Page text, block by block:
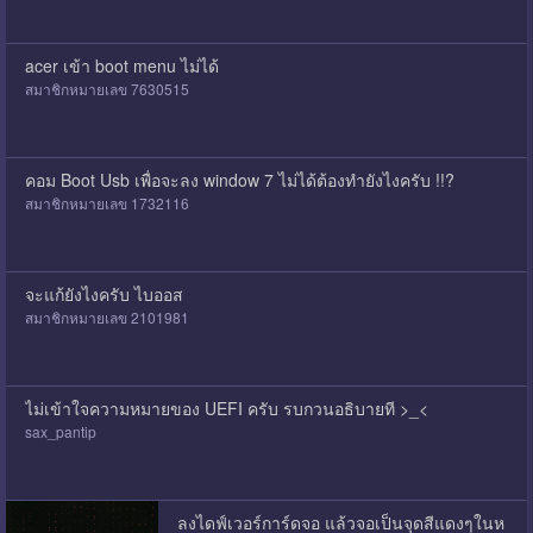
acer เข้า boot menu ไม่ได้
สมาชิกหมายเลข 7630515
คอม Boot Usb เพื่อจะลง window 7 ไม่ได้ต้องทำยังไงครับ !!?
สมาชิกหมายเลข 1732116
จะแก้ยังไงครับ ไบออส
สมาชิกหมายเลข 2101981
ไม่เข้าใจความหมายของ UEFI ครับ รบกวนอธิบายที >_<
sax_pantip
ลงไดฟ์เวอร์การ์ดจอ แล้วจอเป็นจุดสีแดงๆในห